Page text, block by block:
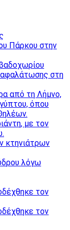
Πάρκου στην
αφαλάτωσης στη
από τη Λήμνο,
όπου
με τον
κτηνιάτρων
λόγω
τον
τον